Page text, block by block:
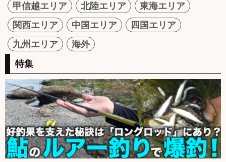
甲信越エリア
北陸エリア
東海エリア
関西エリア
中国エリア
四国エリア
九州エリア
海外
特集